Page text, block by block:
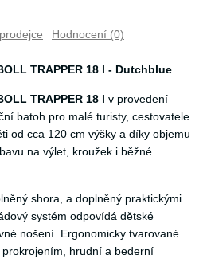
Hodnocení (0)
TRAPPER 18 l - Dutchblue
TRAPPER 18 l v provedení
batoh pro malé turisty, cestovatele
od cca 120 cm výšky a díky objemu
na výlet, kroužek i běžné
shora, a doplněný praktickými
systém odpovídá dětské
nošení. Ergonomicky tvarované
hrudní a bederní